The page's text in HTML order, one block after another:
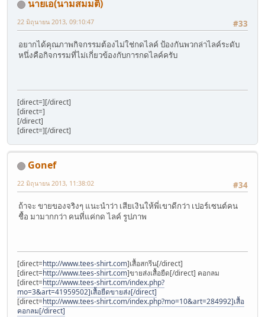
นายเอ(นามสมมติ)
#33
22 มิถุนายน 2013, 09:10:47
อยากได้คุณภาพกิจกรรมต้องไม่ใช่กดไลค์ ป้องกันพวกล่าไลค์ระดับ
หนึ่งคือกิจกรรมที่ไม่เกี่ยวข้องกับการกดไลค์ครับ
[direct=][/direct]
[direct=]
[/direct]
[direct=][/direct]
Gonef
#34
22 มิถุนายน 2013, 11:38:02
ถ้าจะ ขายของจริงๆ แนะนำว่า เสียเงินให้พี่เขาดีกว่า เปอร์เซนต์คน
ชื้อ มามากกว่า คนที่แค่กด ไลค์ รูปภาพ
[direct=http://www.tees-shirt.com]เสื้อสกรีน[/direct]
[direct=http://www.tees-shirt.com]ขายส่งเสื้อยืด[/direct] คอกลม
[direct=http://www.tees-shirt.com/index.php?
mo=3&art=41959502]เสื้อยืดขายส่ง[/direct]
[direct=http://www.tees-shirt.com/index.php?mo=10&art=284992]เสื้อ
คอกลม[/direct]